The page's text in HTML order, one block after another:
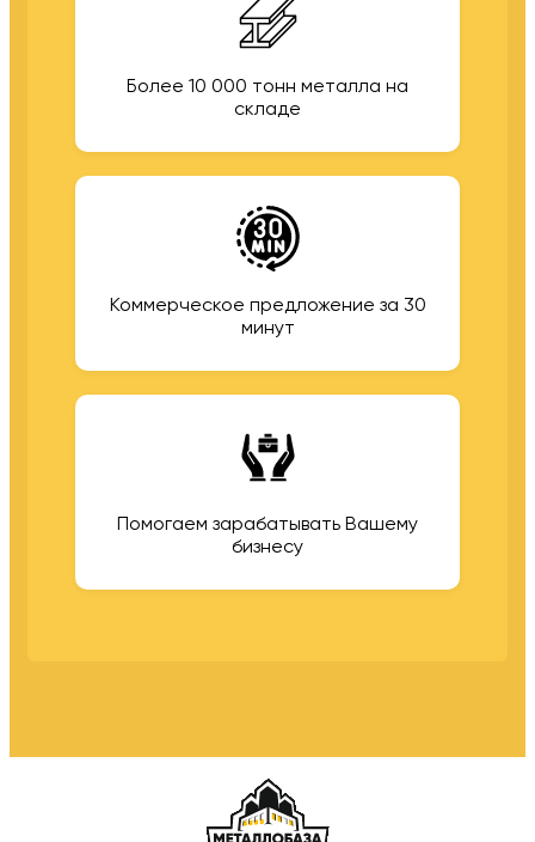
Более 10 000 тонн металла на
складе
Коммерческое предложение за 30
минут
Помогаем зарабатывать Вашему
бизнесу